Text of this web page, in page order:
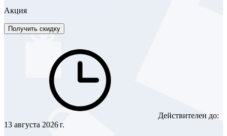
Акция
Получить скидку
Действителен до:
13 августа 2026 г.